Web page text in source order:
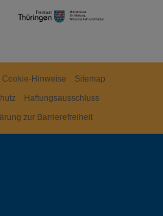
Cookie-Hinweise
Sitemap
Haftungsausschluss
zur Barrierefreiheit